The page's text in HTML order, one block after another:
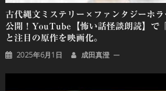
古代縄文ミステリー×ファンタジーホ
公開！YouTube【怖い話怪談朗読】で
と注目の原作を映画化。
2025年6月1日 成田真澄